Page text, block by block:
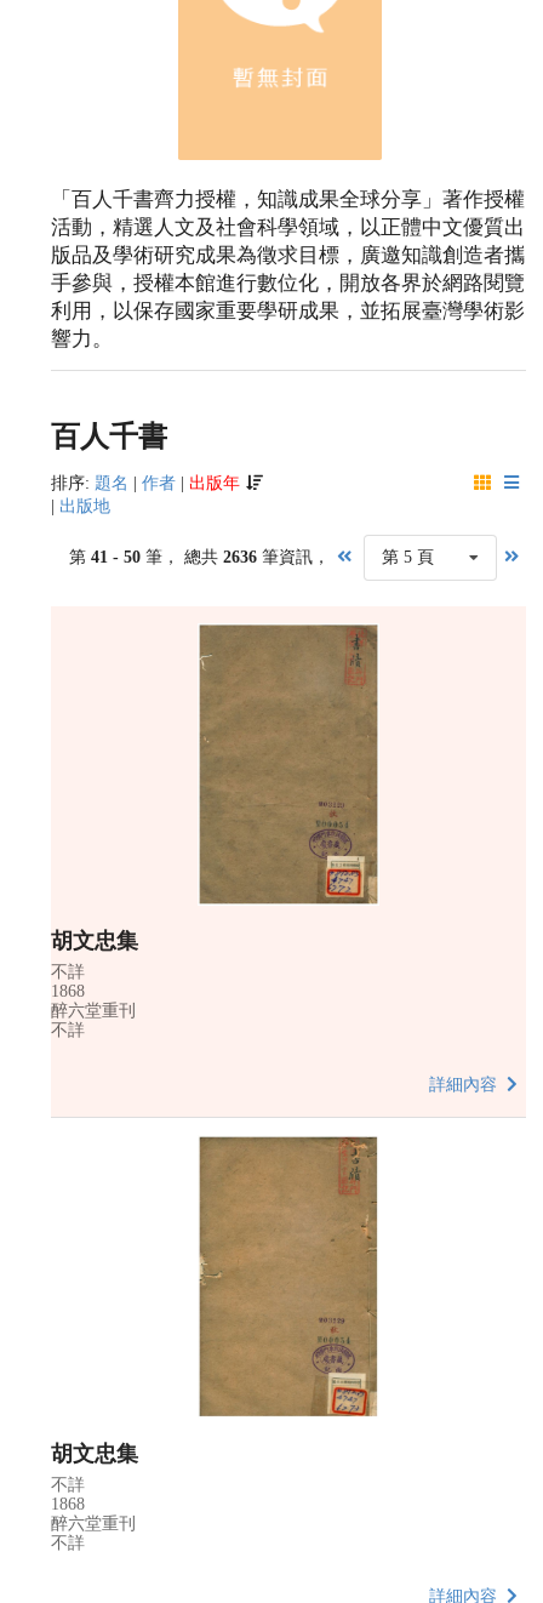
「百人千書齊力授權，知識成果全球分享」著作授權
活動，精選人文及社會科學領域，以正體中文優質出
版品及學術研究成果為徵求目標，廣邀知識創造者攜
手參與，授權本館進行數位化，開放各界於網路閱覽
利用，以保存國家重要學研成果，並拓展臺灣學術影
響力。
百人千書
排序: 題名 作者
出版年
出版地
第 41 - 50 筆， 總共 2636筆資訊， 第 5 頁
胡文忠集
不詳
1868
醉六堂重刊
不詳
詳細內容
胡文忠集
不詳
1868
醉六堂重刊
不詳
詳細內容